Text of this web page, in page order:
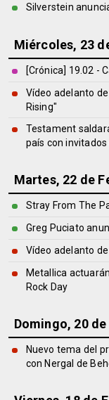
Silverstein
Miércoles, 23
[Crónica] 19.02 -
Vídeo adelanto
Rising"
Testament
país con invitados
Martes, 22 de
Stray From The
Greg Puciato
Vídeo adelanto
Metallica
Rock Day
Domingo, 20
Nuevo tema del
con Nergal de